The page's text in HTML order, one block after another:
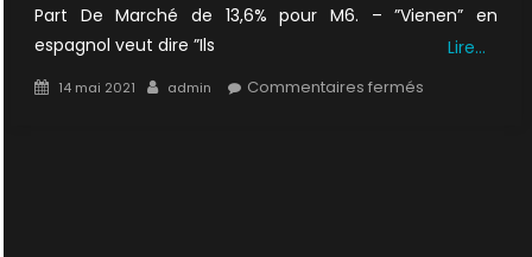
Part De Marché de 13,6% pour M6. – ”Vienen” en
espagnol veut dire ”Ils
Lire…
Posted
14 mai 2021 Author
admin Commentaires ferméssur